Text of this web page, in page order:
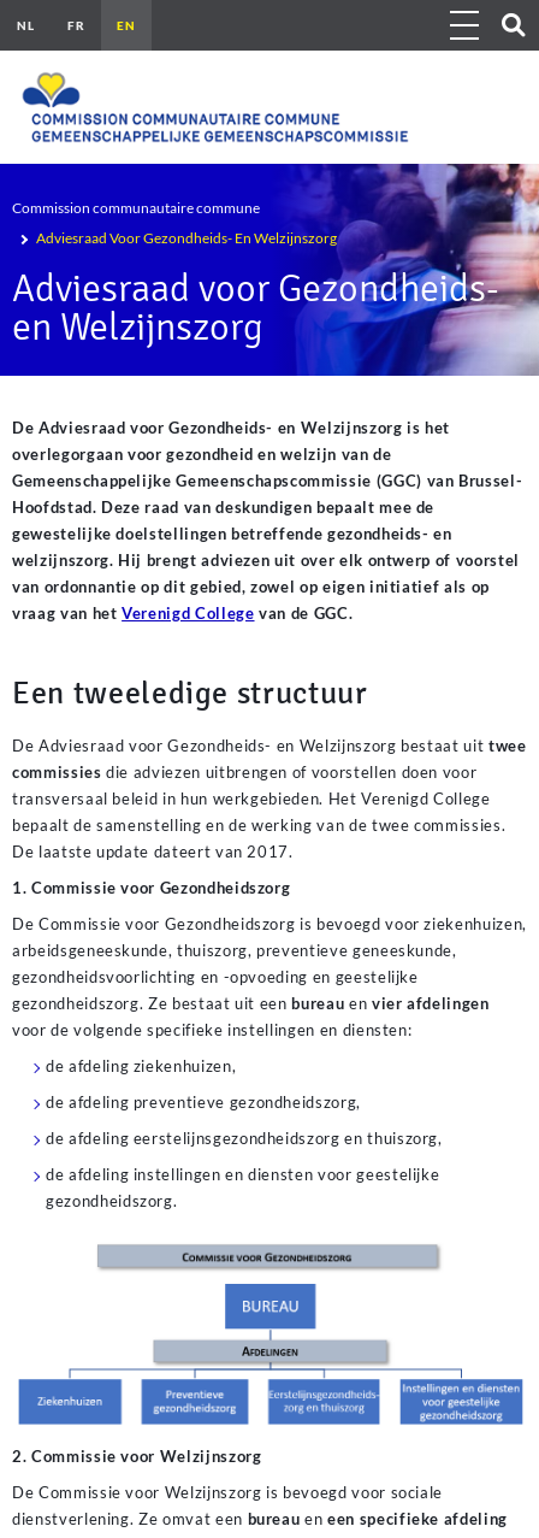
Outils
Toggle
Breadcrumb
Commission communautaire commune
Adviesraad Voor Gezondheids- En Welzijnszorg
Adviesraad voor Gezondheids-
en Welzijnszorg
De Adviesraad voor Gezondheids- en Welzijnszorg is het
overlegorgaan voor gezondheid en welzijn van de
Gemeenschappelijke Gemeenschapscommissie (GGC) van Brussel-
Hoofdstad. Deze raad van deskundigen bepaalt mee de
gewestelijke doelstellingen betreffende gezondheids- en
welzijnszorg. Hij brengt adviezen uit over elk ontwerp of voorstel
van ordonnantie op dit gebied, zowel op eigen initiatief als op
vraag van hetVerenigd College van de GGC.
Een tweeledige structuur
De Adviesraad voor Gezondheids- en Welzijnszorg bestaat uit twee
commissies die adviezen uitbrengen of voorstellen doen voor
transversaal beleid in hun werkgebieden. Het Verenigd College
bepaalt de samenstelling en de werking van de twee commissies.
De laatste update dateert van 2017.
1. Commissie voor Gezondheidszorg
De Commissie voor Gezondheidszorg is bevoegd voor ziekenhuizen,
arbeidsgeneeskunde, thuiszorg, preventieve geneeskunde,
gezondheidsvoorlichting en -opvoeding en geestelijke
gezondheidszorg. Ze bestaat uit eenbureau en vier afdelingen
voor de volgende specifieke instellingen en diensten:
de afdeling ziekenhuizen,
de afdeling preventieve gezondheidszorg,
de afdeling eerstelijnsgezondheidszorg en thuiszorg,
de afdeling instellingen en diensten voor geestelijke
gezondheidszorg.
2. Commissie voor Welzijnszorg
De Commissie voor Welzijnszorg is bevoegd voor sociale
dienstverlening. Ze omvat een bureau eneen specifieke afdeling